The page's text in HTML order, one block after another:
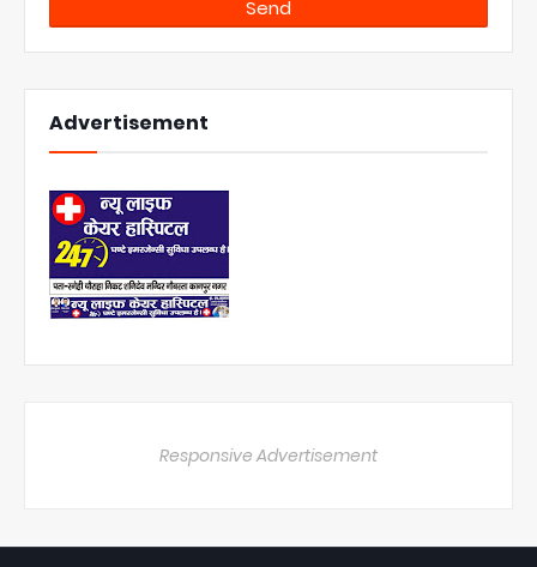
Advertisement
Responsive Advertisement